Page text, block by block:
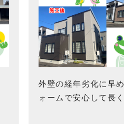
外壁の経年劣化に早
ォームで安心して長